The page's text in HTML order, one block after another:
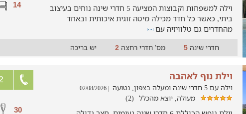
14
וילה למשפחות וקבוצות המציעה 5 חדרי שינה נוחים בעיצוב
ביתי, כאשר כל חדר מכילה מיטה זוגית איכותית ובאחד
מהחדרים גם טלוויזיה עם
חדרי שינה5 מס' חדרי רחצה2 יש בריכה
30
וילת נוף לאהבה
וילה עם 5 חדרי שינה ומעלה בצפון, נטועה | 02/08/2026
מעולה, יוצא מהכלל (2)